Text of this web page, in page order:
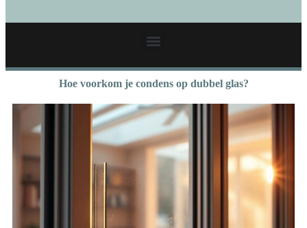
Hoe voorkom je condens op dubbel glas?